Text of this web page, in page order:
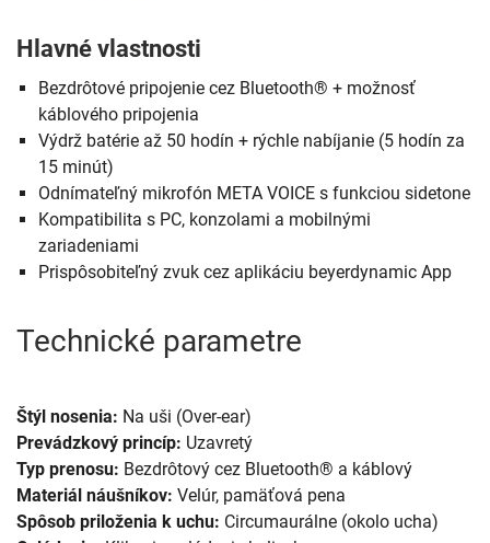
Hlavné vlastnosti
Bezdrôtové pripojenie cez Bluetooth® + možnosť
káblového pripojenia
Výdrž batérie až 50 hodín + rýchle nabíjanie (5 hodín za
15 minút)
Odnímateľný mikrofón META VOICE s funkciou sidetone
Kompatibilita s PC, konzolami a mobilnými
zariadeniami
Prispôsobiteľný zvuk cez aplikáciu beyerdynamic App
Technické parametre
Štýl nosenia: Na uši (Over-ear)
Prevádzkový princíp: Uzavretý
Typ prenosu: Bezdrôtový cez Bluetooth® a káblový
Materiál náušníkov: Velúr, pamäťová pena
Spôsob priloženia k uchu: Circumaurálne (okolo ucha)